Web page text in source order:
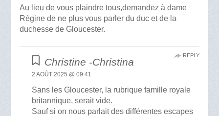
Au lieu de vous plaindre tous,demandez à dame
Régine de ne plus vous parler du duc et de la
duchesse de Gloucester.
Christine -Christina
2 AOÛT 2025 @ 09:41
Sans les Gloucester, la rubrique famille royale
britannique, serait vide.
Sauf si on nous parlait des différentes escapes
REPLY